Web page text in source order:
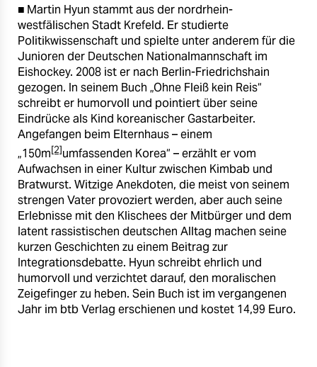
shop
fragen & hilfe
unterstützen
abo
genossenschaft
epaper login
■ Martin Hyun stammt aus der nordrhein-
westfälischen Stadt Krefeld. Er studierte
Politikwissenschaft und spielte unter anderem für die
Junioren der Deutschen Nationalmannschaft im
Eishockey. 2008 ist er nach Berlin-Friedrichshain
gezogen. In seinem Buch „Ohne Fleiß kein Reis“
schreibt er humorvoll und pointiert über seine
Eindrücke als Kind koreanischer Gastarbeiter.
Angefangen beim Elternhaus – einem
„150m[2]umfassenden Korea“ – erzählt er vom
Aufwachsen in einer Kultur zwischen Kimbab und
Bratwurst. Witzige Anekdoten, die meist von seinem
strengen Vater provoziert werden, aber auch seine
Erlebnisse mit den Klischees der Mitbürger und dem
latent rassistischen deutschen Alltag machen seine
kurzen Geschichten zu einem Beitrag zur
Integrationsdebatte. Hyun schreibt ehrlich und
humorvoll und verzichtet darauf, den moralischen
Zeigefinger zu heben. Sein Buch ist im vergangenen
Jahr im btb Verlag erschienen und kostet 14,99 Euro.